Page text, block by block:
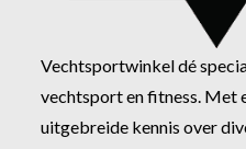
Vechtsportwinkel dé
vechtsport en fitness. Met
uitgebreide kennis over